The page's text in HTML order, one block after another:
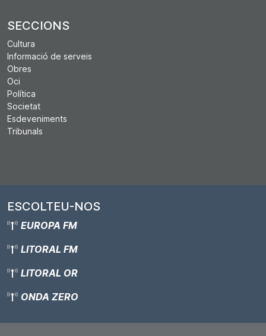
SECCIONS
Cultura
Informació de serveis
Obres
Oci
Política
Societat
Esdeveniments
Tribunals
ESCOLTEU-NOS
EUROPA FM
LITORAL FM
LITORAL OR
ONDA ZERO